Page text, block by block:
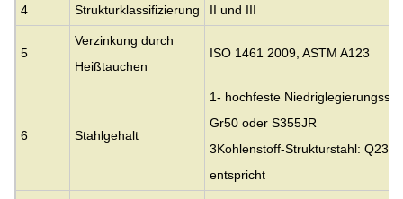
4 Strukturklassifizierung II und III
5
Verzinkung durch
Heißtauchen
ISO 1461 2009, ASTM A123
6 Stahlgehalt
1- hochfeste
Gr50 oder S355JR
3Kohlenstoff-Strukturstahl:
entspricht